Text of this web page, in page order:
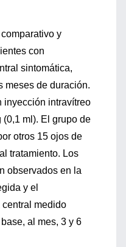
y
con
sintomática,
meses de duración.
inyección intravítreo
ml). El grupo de
otros 15 ojos de
tratamiento. Los
observados en la
y el
medido
al mes, 3 y 6